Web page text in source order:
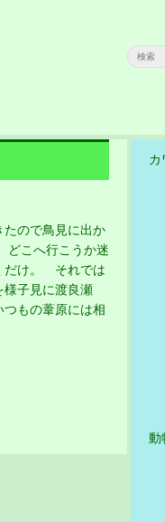
ので鳥見に出か
こへ行こうか迷
だけ。 それでは
様子見に渡良瀬
もの葦原には相
カ
動